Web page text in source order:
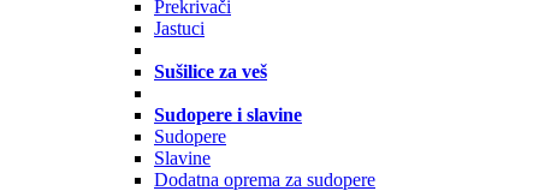
Prekrivači
Jastuci
Sušilice za veš
Sudopere i slavine
Sudopere
Slavine
Dodatna oprema za sudopere